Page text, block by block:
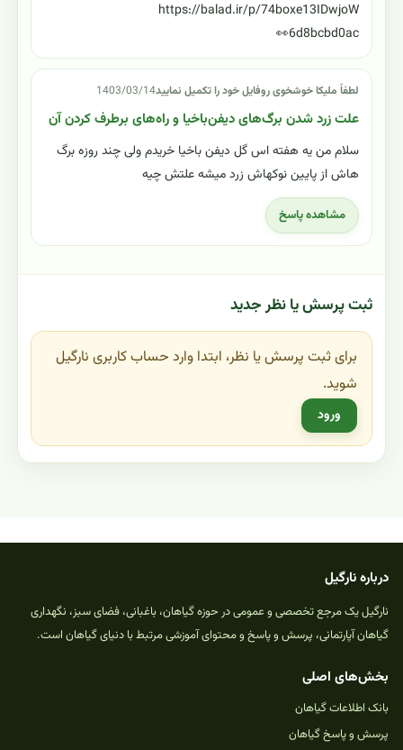
https://balad.ir/p/74boxe13IDwjoW
6d8bcbd0ac👀
لطفاً ملیکا خوشخوی روفایل خود را تکمیل نمایید1403/03/14
علت زرد شدن برگ‌های دیفن‌باخیا و راه‌های برطرف کردن آن
سلام من یه هفته اس گل دیفن باخیا خریدم ولی چند روزه برگ
هاش از پایین نوکهاش زرد میشه علتش چیه
مشاهده پاسخ
ثبت پرسش یا نظر جدید
برای ثبت پرسش یا نظر، ابتدا وارد حساب کاربری نارگیل
شوید.
ورود
درباره نارگیل
نارگیل یک مرجع تخصصی و عمومی در حوزه گیاهان، باغبانی، فضای سبز، نگهداری
گیاهان آپارتمانی، پرسش و پاسخ و محتوای آموزشی مرتبط با دنیای گیاهان است.
بخش‌های اصلی
بانک اطلاعات گیاهان
پرسش و پاسخ گیاهان